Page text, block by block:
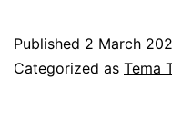
Published 2 March
Categorized as Tema